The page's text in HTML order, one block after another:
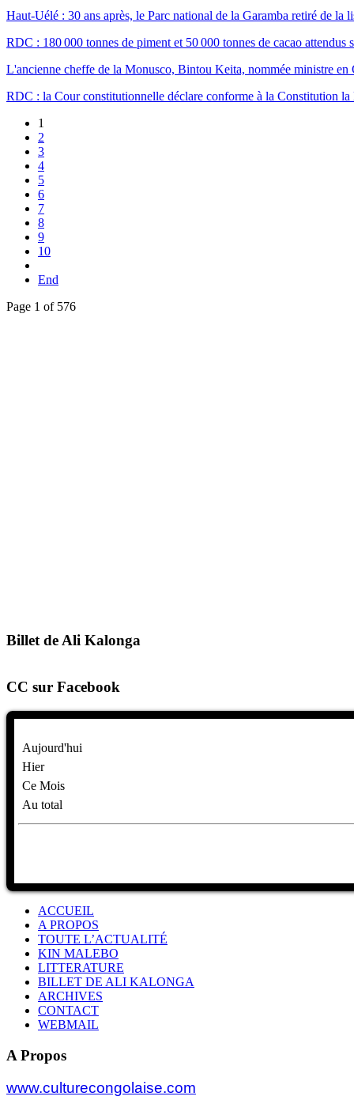
Haut-Uélé : 30 ans après, le Parc national de la Garamba retiré de la
RDC : 180 000 tonnes de piment et 50 000 tonnes de cacao attendus
L'ancienne cheffe de la Monusco, Bintou Keita, nommée ministre en
RDC : la Cour constitutionnelle déclare conforme à la Constitution la
1
2
3
4
5
6
7
8
9
10
End
Page 1 of 576
Billet de Ali Kalonga
CC sur Facebook
Aujourd'hui
Hier
Ce Mois
Au total
ACCUEIL
A PROPOS
TOUTE L’ACTUALITÉ
KIN MALEBO
LITTERATURE
BILLET DE ALI KALONGA
ARCHIVES
CONTACT
WEBMAIL
A Propos
www.culturecongolaise.com